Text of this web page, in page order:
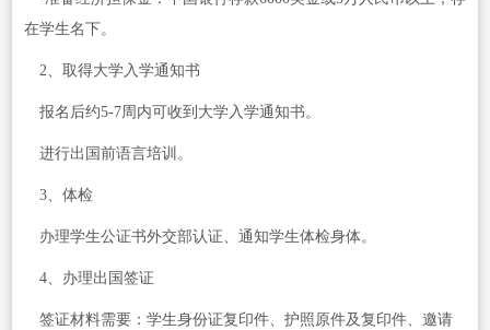
在学生名下。
2、取得大学入学通知书
报名后约5-7周内可收到大学入学通知书。
进行出国前语言培训。
3、体检
办理学生公证书外交部认证、通知学生体检身体。
4、办理出国签证
签证材料需要：学生身份证复印件、护照原件及复印件、邀请